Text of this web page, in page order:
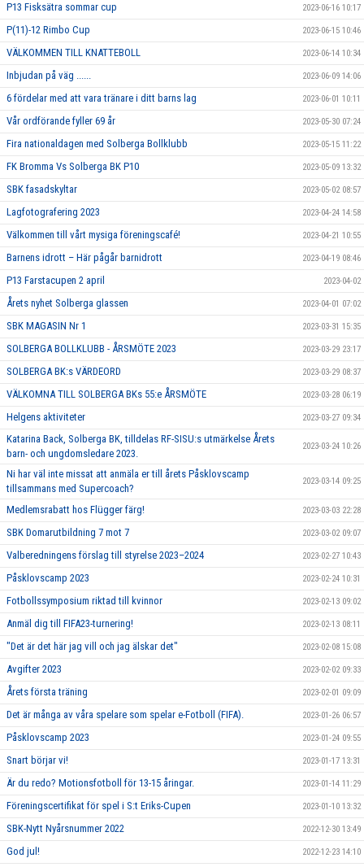
P13 Fisksätra sommar cup 2023-06-16 10:17
P(11)-12 Rimbo Cup 2023-06-15 10:46
VÄLKOMMEN TILL KNATTEBOLL 2023-06-14 10:34
Inbjudan på väg ...... 2023-06-09 14:06
6 fördelar med att vara tränare i ditt barns lag 2023-06-01 10:11
Vår ordförande fyller 69 år 2023-05-30 07:24
Fira nationaldagen med Solberga Bollklubb 2023-05-15 11:22
FK Bromma Vs Solberga BK P10 2023-05-09 13:32
SBK fasadskyltar 2023-05-02 08:57
Lagfotografering 2023 2023-04-24 14:58
Välkommen till vårt mysiga föreningscafé! 2023-04-21 10:55
Barnens idrott – Här pågår barnidrott 2023-04-19 08:46
P13 Farstacupen 2 april 2023-04-02
Årets nyhet Solberga glassen 2023-04-01 07:02
SBK MAGASIN Nr 1 2023-03-31 15:35
SOLBERGA BOLLKLUBB - ÅRSMÖTE 2023 2023-03-29 23:17
SOLBERGA BK:s VÄRDEORD 2023-03-29 08:37
VÄLKOMNA TILL SOLBERGA BKs 55:e ÅRSMÖTE 2023-03-28 06:19
Helgens aktiviteter 2023-03-27 09:34
Katarina Back, Solberga BK, tilldelas RF-SISU:s utmärkelse Årets
barn- och ungdomsledare 2023.
2023-03-24 10:26
Ni har väl inte missat att anmäla er till årets Påsklovscamp
tillsammans med Supercoach?
2023-03-14 09:25
Medlemsrabatt hos Flügger färg! 2023-03-03 22:28
SBK Domarutbildning 7 mot 7 2023-03-02 09:07
Valberedningens förslag till styrelse 2023–2024 2023-02-27 10:43
Påsklovscamp 2023 2023-02-24 10:31
Fotbollssymposium riktad till kvinnor 2023-02-13 09:02
Anmäl dig till FIFA23-turnering! 2023-02-13 08:11
"Det är det här jag vill och jag älskar det" 2023-02-08 15:08
Avgifter 2023 2023-02-02 09:33
Årets första träning 2023-02-01 09:09
Det är många av våra spelare som spelar e-Fotboll (FIFA). 2023-01-26 06:57
Påsklovscamp 2023 2023-01-24 09:55
Snart börjar vi! 2023-01-17 13:31
Är du redo? Motionsfotboll för 13-15 åringar. 2023-01-14 11:29
Föreningscertifikat för spel i S:t Eriks-Cupen 2023-01-10 13:32
SBK-Nytt Nyårsnummer 2022 2022-12-30 13:49
God jul! 2022-12-23 14:10